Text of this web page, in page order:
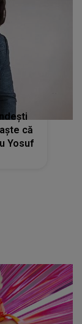
că
Yosuf